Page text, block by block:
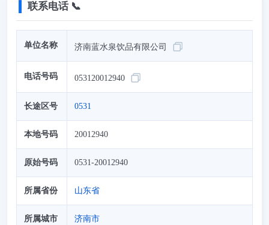
联系电话 📞
单位名称 济南蓝水泉饮品有限公司
电话号码 053120012940
长途区号 0531
本地号码 20012940
原始号码 0531-20012940
所属省份 山东省
所属城市 济南市